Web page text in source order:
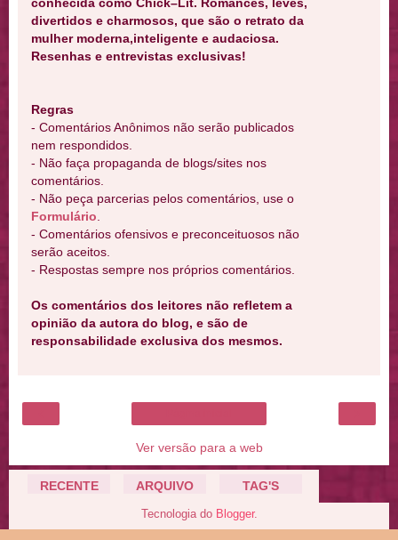
divertidos e charmosos, que são o retrato da
mulher moderna,inteligente e audaciosa.
Resenhas e entrevistas exclusivas!
Regras
- Comentários Anônimos não serão publicados
nem respondidos.
- Não faça propaganda de blogs/sites nos
comentários.
- Não peça parcerias pelos comentários, use o
Formulário
- Comentários ofensivos e preconceituosos não
serão aceitos.
- Respostas sempre nos próprios comentários.
Os comentários dos leitores não refletem a
opinião da autora do blog, e são de
responsabilidade exclusiva dos mesmos.
Ver versão para a web
RECENTE ARQUIVO TAG'S
Tecnologia do Blogger.